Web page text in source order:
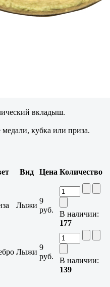
вкладыш.
медали, кубка или приза.
Вид Цена Количество
Лыжи
9
руб.
В наличии:
177
Лыжи
9
руб.
В наличии:
139